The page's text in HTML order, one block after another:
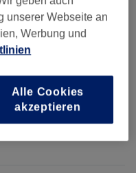
ab 70 €
(1)
)
unserer Webseite an
Werbung und
Alle Cookies
akzeptieren